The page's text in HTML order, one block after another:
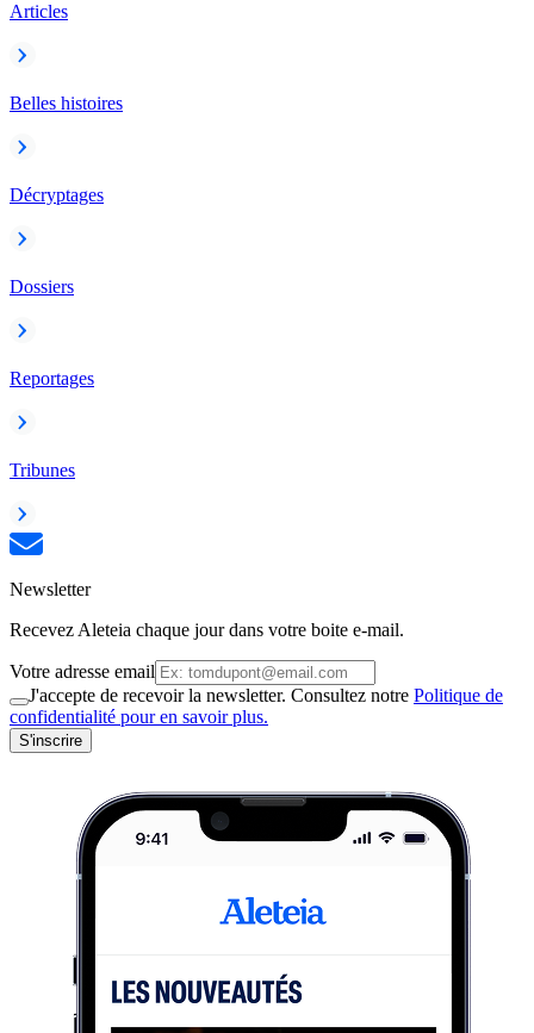
Articles
Belles histoires
Décryptages
Dossiers
Reportages
Tribunes
Newsletter
Recevez Aleteia chaque jour dans votre boite e-mail.
Votre adresse email
J'accepte de recevoir la newsletter. Consultez notre Politique de
confidentialité pour en savoir plus.
S'inscrire